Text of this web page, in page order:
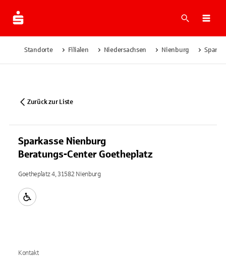
Suche
Standorte Filialen Niedersachsen Nienburg
Zurück zur Liste
Sparkasse Nienburg
Beratungs-Center Goetheplatz
Goetheplatz 4, 31582 Nienburg
Kontakt